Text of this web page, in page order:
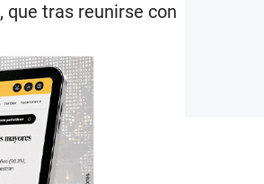
, que tras reunirse con